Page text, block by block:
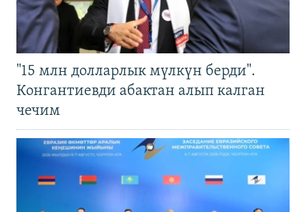
"15 млн долларлык мүлкүн берди".
Конгантиевди абактан алып калган
чечим